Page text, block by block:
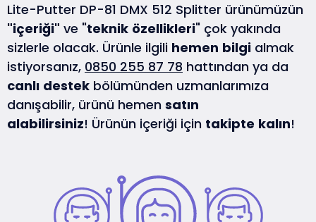
Lite-Putter DP-81 DMX 512 Splitter ürünümüzün
"içeriği" ve "teknik özellikleri" çok yakında
sizlerle olacak. Ürünle ilgili hemen bilgi almak
istiyorsanız, 0850 255 87 78 hattından ya da
canlı destek bölümünden uzmanlarımıza
danışabilir, ürünü hemen satın
alabilirsiniz! Ürünün içeriği için takipte kalın!